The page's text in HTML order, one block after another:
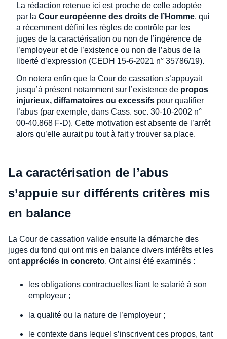
La rédaction retenue ici est proche de celle adoptée
par la Cour européenne des droits de l’Homme, qui
a récemment défini les règles de contrôle par les
juges de la caractérisation ou non de l’ingérence de
l’employeur et de l’existence ou non de l’abus de la
liberté d’expression (CEDH 15-6-2021 n° 35786/19).
On notera enfin que la Cour de cassation s’appuyait
jusqu’à présent notamment sur l’existence de propos
injurieux, diffamatoires ou excessifs pour qualifier
l’abus (par exemple, dans Cass. soc. 30-10-2002 n°
00-40.868 F-D). Cette motivation est absente de l’arrêt
alors qu’elle aurait pu tout à fait y trouver sa place.
La caractérisation de l’abus
s’appuie sur différents critères mis
en balance
La Cour de cassation valide ensuite la démarche des
juges du fond qui ont mis en balance divers intérêts et les
ontappréciés in concreto. Ont ainsi été examinés :
les obligations contractuelles liant le salarié à son
employeur ;
la qualité ou la nature de l’employeur ;
le contexte dans lequel s’inscrivent ces propos, tant